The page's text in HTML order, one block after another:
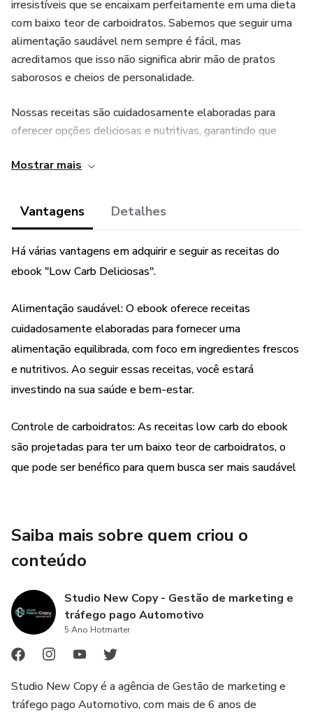
irresistíveis que se encaixam perfeitamente em uma dieta
com baixo teor de carboidratos. Sabemos que seguir uma
alimentação saudável nem sempre é fácil, mas
acreditamos que isso não significa abrir mão de pratos
saborosos e cheios de personalidade.
Nossas receitas são cuidadosamente elaboradas para
oferecer opções deliciosas e nutritivas, garantindo que
comprometer seus objetivos de saúde e bem-estar. Cada
e escolhidos com cuidado.
passando por lanches e sobremesas, este ebook oferece
uma gama diversificada de opções que vão satisfazer seu
controle.
Então, prepare-se para se deliciar com pratos como
omeletes recheados com vegetais frescos e queijos
derretidos, saladas coloridas e crocantes, pratos de carne
que não vão sabotar sua dieta.
Lembre-se de que uma alimentação saudável não precisa
ser monótona ou sem graça. Com "Low Carb Deliciosas",
estilo de vida mais equilibrado e saudável.
Aproveite as receitas, experimente combinações de
e satisfação. Sua saúde e seu paladar agradecerão!
Bom apetite!
Mostrar mais
Vantagens Detalhes
Há várias vantagens em adquirir e seguir as receitas do
ebook "Low Carb Deliciosas".
Alimentação saudável: O ebook oferece receitas
cuidadosamente elaboradas para fornecer uma
alimentação equilibrada, com foco em ingredientes frescos
e nutritivos. Ao seguir essas receitas, você estará
investindo na sua saúde e bem-estar.
Controle de carboidratos: As receitas low carb do ebook
são projetadas para ter um baixo teor de carboidratos, o
que pode ser benéfico para quem busca ser mais saudável
Saiba mais sobre quem criou o
conteúdo
Studio New Copy - Gestão de marketing e
tráfego pago Automotivo
5 Ano Hotmarter
Studio New Copy é a agência de Gestão de marketing e
tráfego pago Automotivo, com mais de 6 anos de